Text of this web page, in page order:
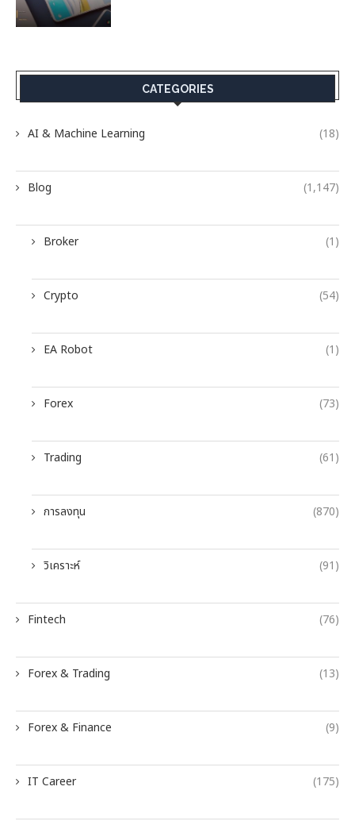
CATEGORIES
AI & Machine Learning (18)
Blog (1,147)
Broker (1)
Crypto (54)
EA Robot (1)
Forex (73)
Trading (61)
การลงทุน (870)
วิเคราะห์ (91)
Fintech (76)
Forex & Trading (13)
Forex & Finance (9)
IT Career (175)